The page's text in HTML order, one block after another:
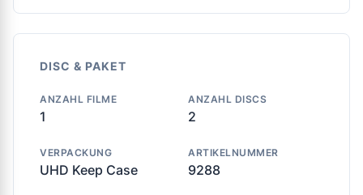
DISC & PAKET
ANZAHL FILME
1
ANZAHL DISCS
2
VERPACKUNG
UHD Keep Case
ARTIKELNUMMER
9288